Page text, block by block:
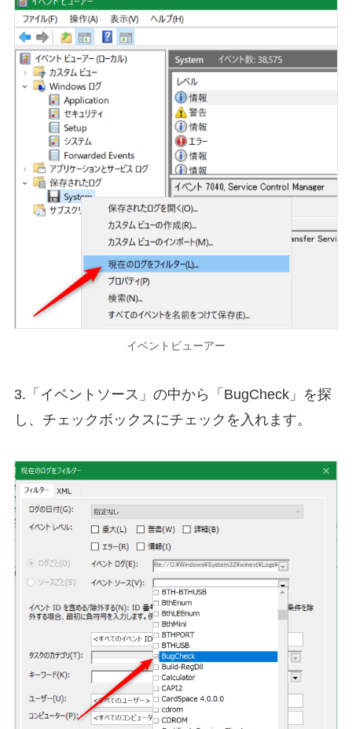
イベントビューアー
3.「イベントソース」の中から「BugCheck」を探
し、チェックボックスにチェックを入れます。